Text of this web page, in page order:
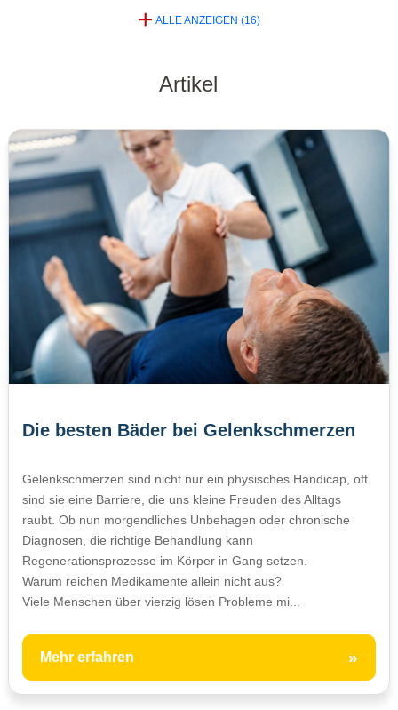
+ ALLE ANZEIGEN (16)
Artikel
Die besten Bäder bei Gelenkschmerzen
Gelenkschmerzen sind nicht nur ein physisches Handicap, oft
sind sie eine Barriere, die uns kleine Freuden des Alltags
raubt. Ob nun morgendliches Unbehagen oder chronische
Diagnosen, die richtige Behandlung kann
Regenerationsprozesse im Körper in Gang setzen.
Warum reichen Medikamente allein nicht aus?
Viele Menschen über vierzig lösen Probleme mi...
Mehr erfahren »